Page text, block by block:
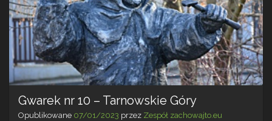
Gwarek nr 10 – Tarnowskie Góry
Opublikowane 07/01/2023 przez Zespół zachowajto.eu